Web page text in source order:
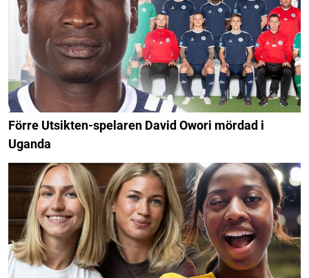
Förre Utsikten-spelaren David Owori mördad i
Uganda